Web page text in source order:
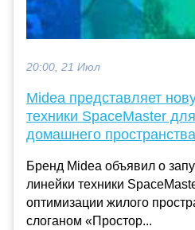
20:00, 21 Июл
Midea представляет
техники SpaceMaster
домашнего пространства
Бренд Midea объявил о
линейки техники
оптимизации жилого
слоганом «Простор...